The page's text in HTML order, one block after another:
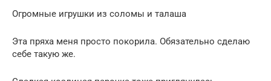
Огромные игрушки из соломы и талаша
Эта пряха меня просто покорила. Обязательно сделаю
себе такую же.